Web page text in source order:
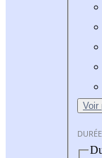
Voir